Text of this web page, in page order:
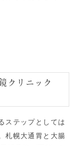
クリニック
ステップとしては
札幌大通胃と大腸